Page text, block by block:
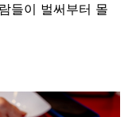
들이 벌써부터 몰